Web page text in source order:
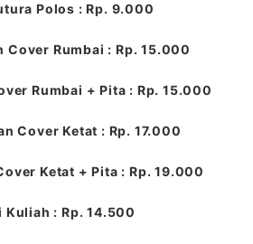
Polos : Rp. 9.000
Cover Rumbai : Rp. 15.000
Rumbai + Pita : Rp. 15.000
Cover Ketat : Rp. 17.000
Ketat + Pita : Rp. 19.000
Kuliah : Rp. 14.500